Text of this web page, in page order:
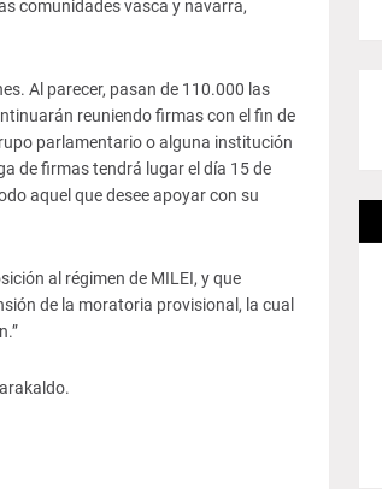
comunidades vasca y navarra,
Al parecer, pasan de 110.000 las
reuniendo firmas con el fin de
parlamentario o alguna institución
de firmas tendrá lugar el día 15 de
aquel que desee apoyar con su
al régimen de MILEI, y que
de la moratoria provisional, la cual